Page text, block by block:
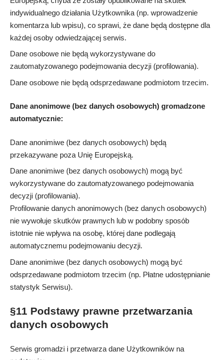
indywidualnego działania Użytkownika (np. wprowadzenie
komentarza lub wpisu), co sprawi, że dane będą dostępne dla
każdej osoby odwiedzającej serwis.
Dane osobowe nie będą wykorzystywane do
zautomatyzowanego podejmowania decyzji (profilowania).
Dane osobowe nie będą odsprzedawane podmiotom trzecim.
Dane anonimowe (bez danych osobowych) gromadzone
automatycznie:
Dane anonimiwe (bez danych osobowych) będą
przekazywane poza Unię Europejską.
Dane anonimiwe (bez danych osobowych) mogą być
wykorzystywane do zautomatyzowanego podejmowania
decyzji (profilowania).
Profilowanie danych anonimowych (bez danych osobowych)
nie wywołuje skutków prawnych lub w podobny sposób
istotnie nie wpływa na osobę, której dane podlegają
automatycznemu podejmowaniu decyzji.
Dane anonimiwe (bez danych osobowych) mogą być
odsprzedawane podmiotom trzecim (np. Płatne udostępnianie
statystyk Serwisu).
§11 Podstawy prawne przetwarzania
danych osobowych
Serwis gromadzi i przetwarza dane Użytkowników na